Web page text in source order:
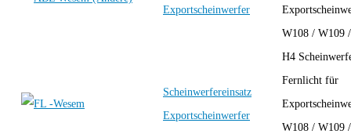
Exportscheinwerfer
W108 / W109
Scheinwerfereinsatz
Exportscheinwerfer
H4
Fernlicht für
W108 / W109